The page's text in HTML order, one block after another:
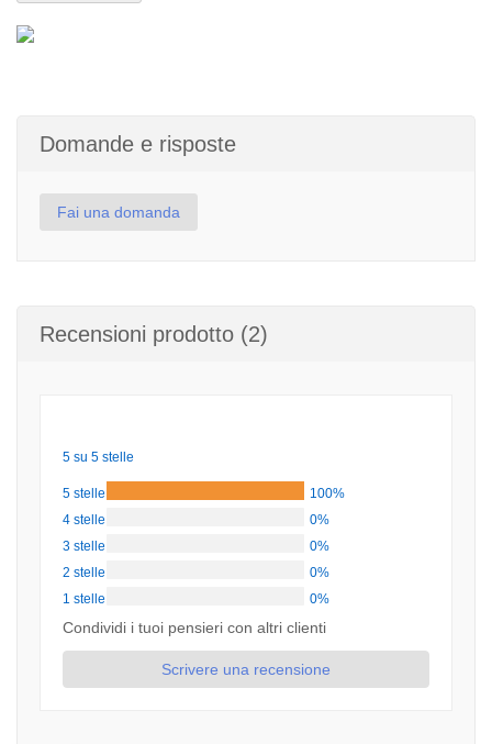
Domande e risposte
Fai una domanda
Recensioni prodotto (2)
5 su 5 stelle
5 stelle
100%
4 stelle
0%
3 stelle
0%
2 stelle
0%
1 stelle
0%
Condividi i tuoi pensieri con altri clienti
Scrivere una recensione